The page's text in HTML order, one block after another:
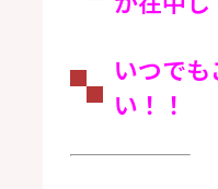
いつで
い！！